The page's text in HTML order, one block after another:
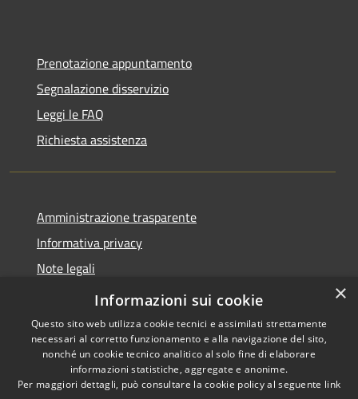
Prenotazione appuntamento
Segnalazione disservizio
Leggi le FAQ
Richiesta assistenza
Amministrazione trasparente
Informativa privacy
Note legali
Dichiarazione di accessibilità 2025
Accessibilità
Copyright © 2026 • Comune di
Osio Sotto • Powered by
×
Informazioni sui cookie
Questo sito web utilizza cookie tecnici e assimilati strettamente
necessari al corretto funzionamento e alla navigazione del sito,
nonché un cookie tecnico analitico al solo fine di elaborare
informazioni statistiche, aggregate e anonime.
Per maggiori dettagli, può consultare la cookie policy al seguente link